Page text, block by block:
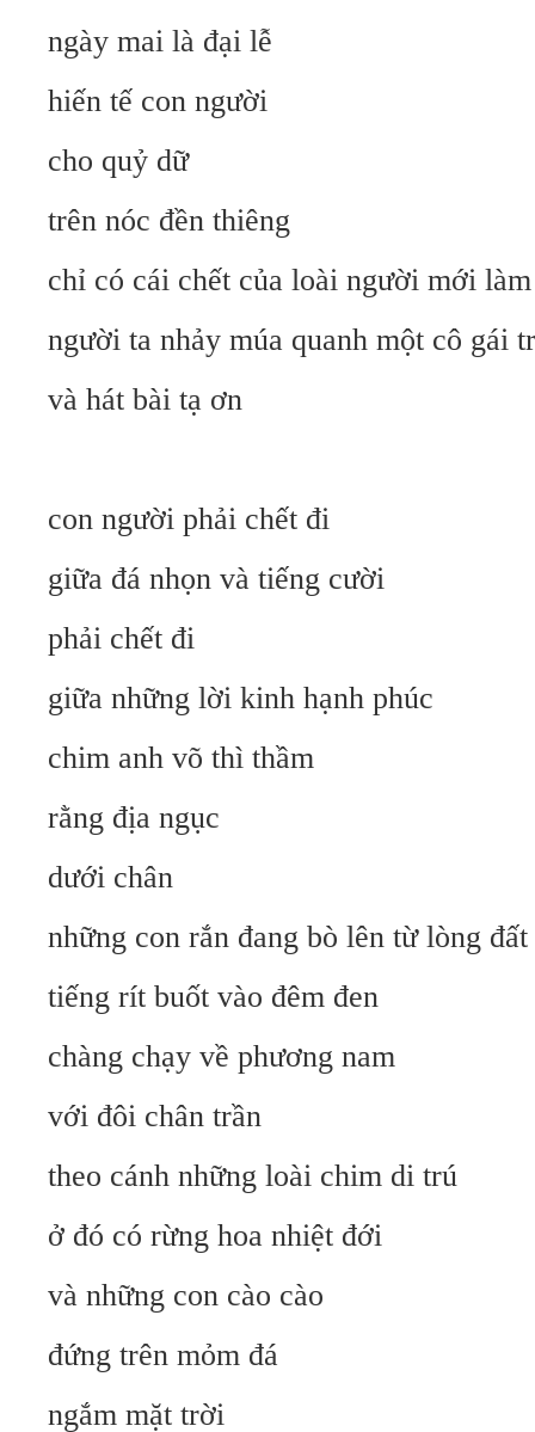
ngày mai là đại lễ
hiến tế con người
cho quỷ dữ
trên nóc đền thiêng
chỉ có cái chết của loài người mới
người ta nhảy múa quanh một cô gái
và hát bài tạ ơn
con người phải chết đi
giữa đá nhọn và tiếng cười
phải chết đi
giữa những lời kinh hạnh phúc
chim anh võ thì thầm
rằng địa ngục
dưới chân
những con rắn đang bò lên từ lòng đất
tiếng rít buốt vào đêm đen
chàng chạy về phương nam
với đôi chân trần
theo cánh những loài chim di trú
ở đó có rừng hoa nhiệt đới
và những con cào cào
đứng trên mỏm đá
ngắm mặt trời